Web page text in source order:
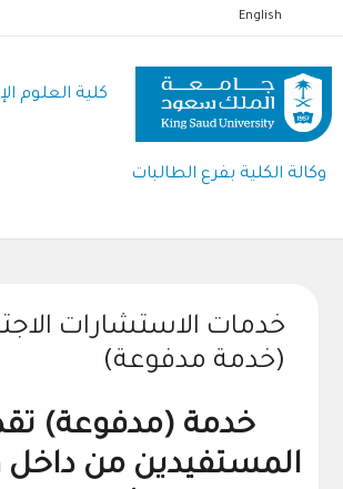
إلى
المحتوى
الرئيسي
English
كلية العلوم
وكالة الكلية بفرع الطالبات
خدمات الاستشارات
(خدمة مدفوعة)
خدمة (مدفوعة)
المستفيدين من داخل